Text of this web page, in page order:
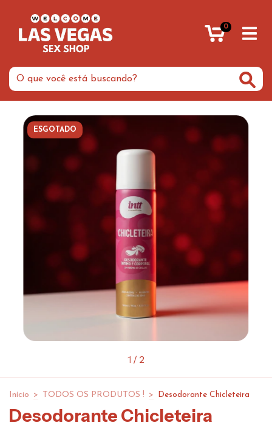
0
ESGOTADO
1 / 2
Início > TODOS OS PRODUTOS ! > Desodorante Chicleteira
Desodorante Chicleteira